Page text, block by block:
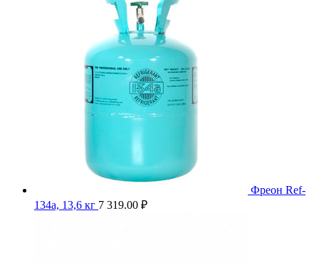
Фреон Ref-
134a, 13,6 кг 7 319.00 ₽